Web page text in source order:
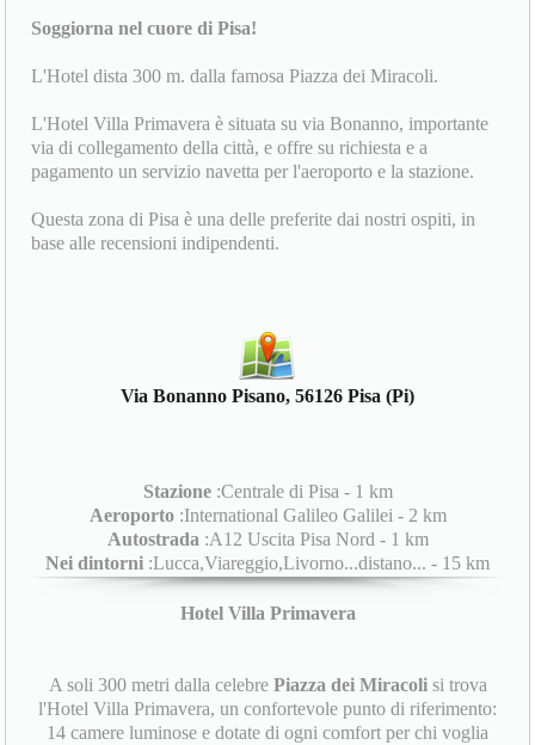
Soggiorna nel cuore di Pisa!
L'Hotel dista 300 m. dalla famosa Piazza dei Miracoli.
L'Hotel Villa Primavera è situata su via Bonanno, importante
via di collegamento della città, e offre su richiesta e a
pagamento un servizio navetta per l'aeroporto e la stazione.
Questa zona di Pisa è una delle preferite dai nostri ospiti, in
base alle recensioni indipendenti.
Via Bonanno Pisano, 56126 Pisa (Pi)
Stazione:Centrale di Pisa - 1 km
Aeroporto:International Galileo Galilei - 2 km
Autostrada :A12 Uscita Pisa Nord - 1 km
Nei dintorni :Lucca,Viareggio,Livorno...distano... - 15 km
Hotel Villa Primavera
A soli 300 metri dalla celebre Piazza dei Miracolisi trova
l'Hotel Villa Primavera, un confortevole punto di riferimento:
14 camere luminose e dotate di ogni comfort per chi voglia